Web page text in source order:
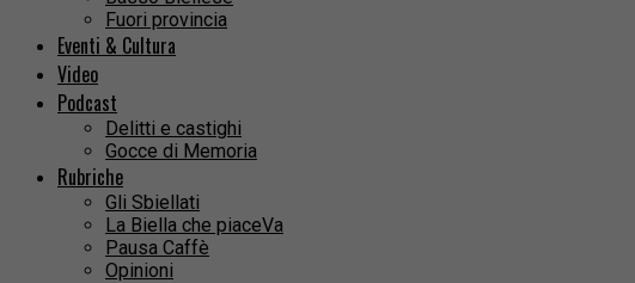
Fuori provincia
Eventi & Cultura
Video
Podcast
Delitti e castighi
Gocce di Memoria
Rubriche
Gli Sbiellati
La Biella che piaceVa
Pausa Caffè
Opinioni